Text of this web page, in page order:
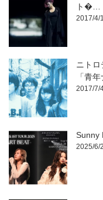
ま
す)
ト�…
2017/4/1
ニトロ
「青
2017/7/
Sunny
2025/6/